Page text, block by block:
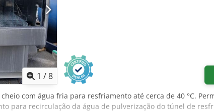
1 /8
com água fria para resfriamento até cerca de 40 °C.
para recirculação da água de pulverização do túnel de